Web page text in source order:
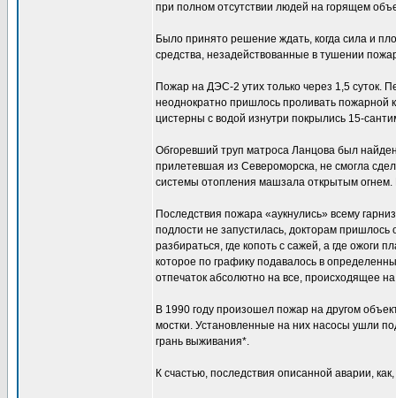
при полном отсутствии людей на горящем
Было принято решение ждать, когда сила и
средства, незадействованные в тушении
Пожар на ДЭС-2 утих только через 1,5 суток.
неоднократно пришлось проливать пожарной
цистерны с водой изнутри покрылись 15-
Обгоревший труп матроса Ланцова был
прилетевшая из Североморска, не смогла
системы отопления машзала открытым огнем.
Последствия пожара «аукнулись» всему
подлости не запустилась, докторам
разбираться, где копоть с сажей, а где
которое по графику подавалось в
отпечаток абсолютно на все, происходящее
В 1990 году произошел пожар на другом
мостки. Установленные на них насосы ушли
грань выживания*.
К счастью, последствия описанной аварии,